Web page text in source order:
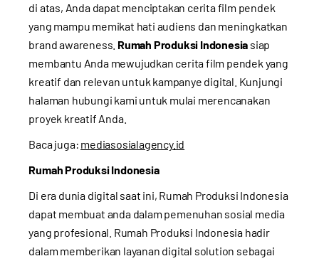
di atas, Anda dapat menciptakan cerita film pendek
yang mampu memikat hati audiens dan meningkatkan
brand awareness. Rumah Produksi Indonesia siap
membantu Anda mewujudkan cerita film pendek yang
kreatif dan relevan untuk kampanye digital. Kunjungi
halaman hubungi kami untuk mulai merencanakan
proyek kreatif Anda.
Baca juga: mediasosialagency.id
Rumah Produksi Indonesia
Di era dunia digital saat ini, Rumah Produksi Indonesia
dapat membuat anda dalam pemenuhan sosial media
yang profesional. Rumah Produksi Indonesia hadir
dalam memberikan layanan digital solution sebagai